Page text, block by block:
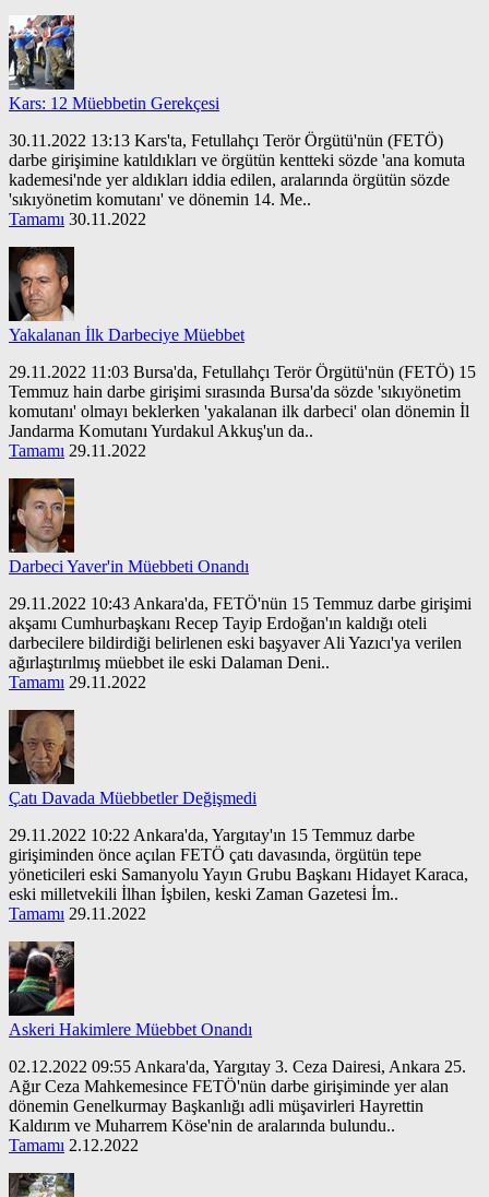
Kars: 12 Müebbetin Gerekçesi
30.11.2022 13:13 Kars'ta, Fetullahçı Terör Örgütü'nün (FETÖ)
darbe girişimine katıldıkları ve örgütün kentteki sözde 'ana komuta
kademesi'nde yer aldıkları iddia edilen, aralarında örgütün sözde
'sıkıyönetim komutanı' ve dönemin 14. Me..
Tamamı 30.11.2022
Yakalanan İlk Darbeciye Müebbet
29.11.2022 11:03 Bursa'da, Fetullahçı Terör Örgütü'nün (FETÖ) 15
Temmuz hain darbe girişimi sırasında Bursa'da sözde 'sıkıyönetim
komutanı' olmayı beklerken 'yakalanan ilk darbeci' olan dönemin İl
Jandarma Komutanı Yurdakul Akkuş'un da..
Tamamı 29.11.2022
Darbeci Yaver'in Müebbeti Onandı
29.11.2022 10:43 Ankara'da, FETÖ'nün 15 Temmuz darbe girişimi
akşamı Cumhurbaşkanı Recep Tayip Erdoğan'ın kaldığı oteli
darbecilere bildirdiği belirlenen eski başyaver Ali Yazıcı'ya verilen
ağırlaştırılmış müebbet ile eski Dalaman Deni..
Tamamı 29.11.2022
Çatı Davada Müebbetler Değişmedi
29.11.2022 10:22 Ankara'da, Yargıtay'ın 15 Temmuz darbe
girişiminden önce açılan FETÖ çatı davasında, örgütün tepe
yöneticileri eski Samanyolu Yayın Grubu Başkanı Hidayet Karaca,
eski milletvekili İlhan İşbilen, keski Zaman Gazetesi İm..
Tamamı 29.11.2022
Askeri Hakimlere Müebbet Onandı
02.12.2022 09:55 Ankara'da, Yargıtay 3. Ceza Dairesi, Ankara 25.
Ağır Ceza Mahkemesince FETÖ'nün darbe girişiminde yer alan
dönemin Genelkurmay Başkanlığı adli müşavirleri Hayrettin
Kaldırım ve Muharrem Köse'nin de aralarında bulundu..
Tamamı 2.12.2022